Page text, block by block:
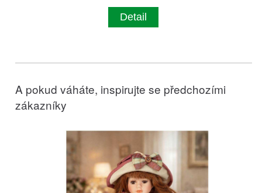
Detail
A pokud váháte, inspirujte se předchozími
zákazníky